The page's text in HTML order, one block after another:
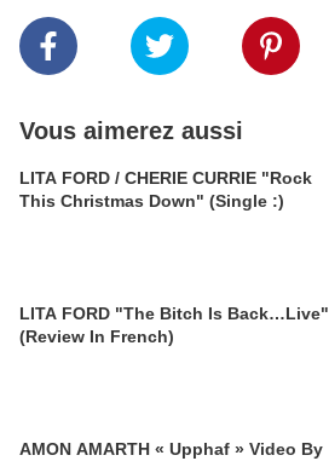
Vous aimerez aussi
LITA FORD / CHERIE CURRIE "Rock
This Christmas Down" (Single :)
LITA FORD "The Bitch Is Back…Live"
(Review In French)
AMON AMARTH « Upphaf » Video By